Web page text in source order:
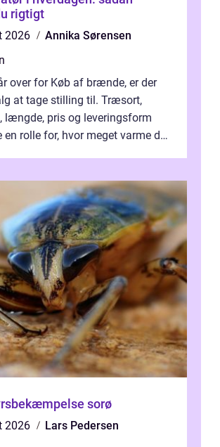
rigtigt
2026
Annika Sørensen
over for Køb af brænde, er der
at tage stilling til. Træsort,
længde, pris og leveringsform
en rolle for, hvor meget varme du
sorø
2026
Lars Pedersen